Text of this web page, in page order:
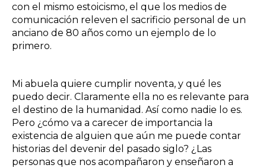
con el mismo estoicismo, el que los medios de
comunicación releven el sacrificio personal de un
anciano de 80 años como un ejemplo de lo
primero.
Mi abuela quiere cumplir noventa, y qué les
puedo decir. Claramente ella no es relevante para
el destino de la humanidad. Así como nadie lo es.
Pero ¿cómo va a carecer de importancia la
existencia de alguien que aún me puede contar
historias del devenir del pasado siglo? ¿Las
personas que nos acompañaron y enseñaron a